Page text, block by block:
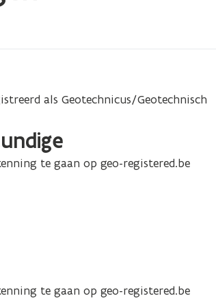
als Geotechnicus/Geotechnisch
te gaan op geo-registered.be
te gaan op geo-registered.be